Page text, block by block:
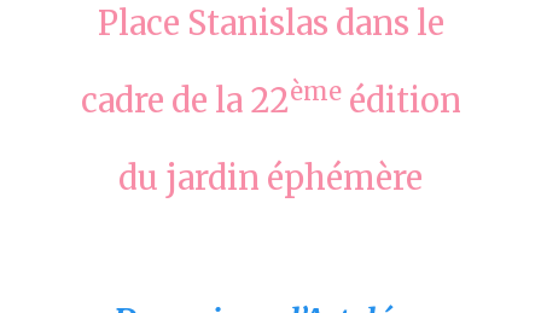
Place Stanislas dans le
cadre de la 22èmeédition
du jardin éphémère